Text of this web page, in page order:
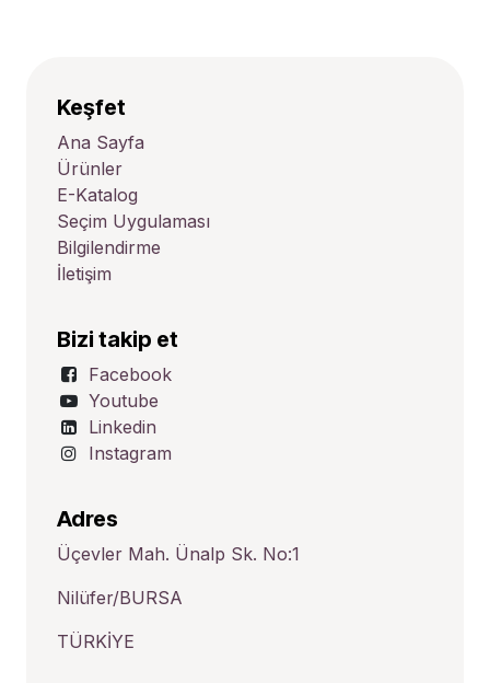
Keşfet
Ana Sayfa
Ürünler
E-Katalog
Seçim Uygulaması
Bilgilendirme
İletişim
Bizi takip et
Facebook
Youtube
Linkedin
Instagram
Adres
Üçevler Mah. Ünalp Sk. No:1
Nilüfer/BURSA
TÜRKİYE